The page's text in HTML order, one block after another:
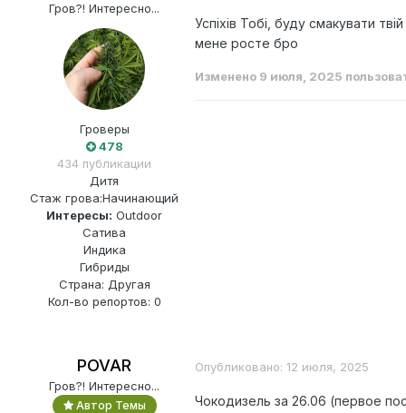
Гров?! Интересно...
Гроверы
478
434 публикации
Дитя
Стаж грова:Начинающий
Интересы: Outdoor
Сатива
Индика
Гибриды
Страна: Другая
Кол-во репортов: 0
Успіхів Тобі, буду смакувати
мене росте бро
Изменено 9 июля, 2025
POVAR
Гров?! Интересно...
Автор Темы
Опубликовано: 12 июля, 2025
Чокодизель за 26.06 (первое